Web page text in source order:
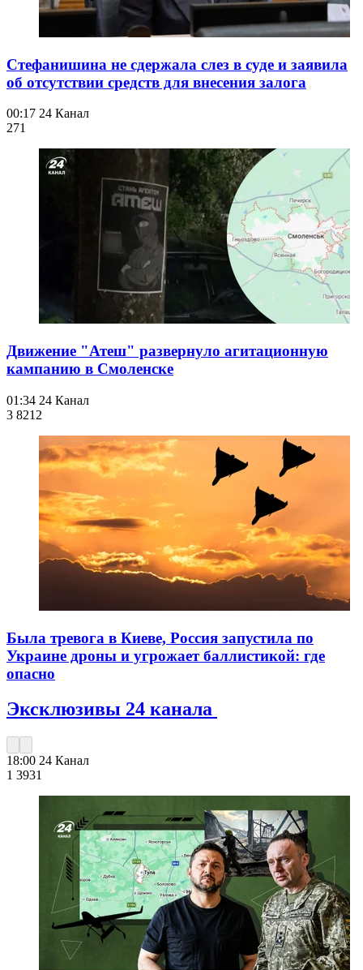
Стефанишина не сдержала слез в суде и заявила
об отсутствии средств для внесения залога
00:17 24 Канал
271
Движение "Атеш" развернуло агитационную
кампанию в Смоленске
01:34 24 Канал
3 821 2
Была тревога в Киеве, Россия запустила по
Украине дроны и угрожает баллистикой: где
опасно
Эксклюзивы 24 канала
18:00 24 Канал
1 3931